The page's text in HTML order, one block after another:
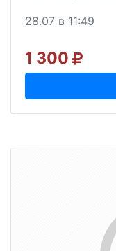
28.07 в 11:49
1 300